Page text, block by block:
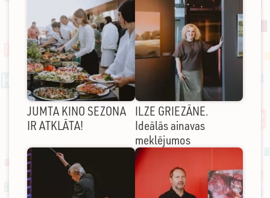
JUMTA KINO SEZONA
IR ATKLĀTA!
ILZE GRIEZĀNE.
Ideālās ainavas
meklējumos